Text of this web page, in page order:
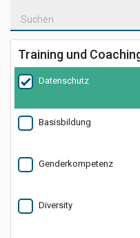
Suchen
Training und
Datenschutz
Basisbildung
Genderkompetenz
Diversity